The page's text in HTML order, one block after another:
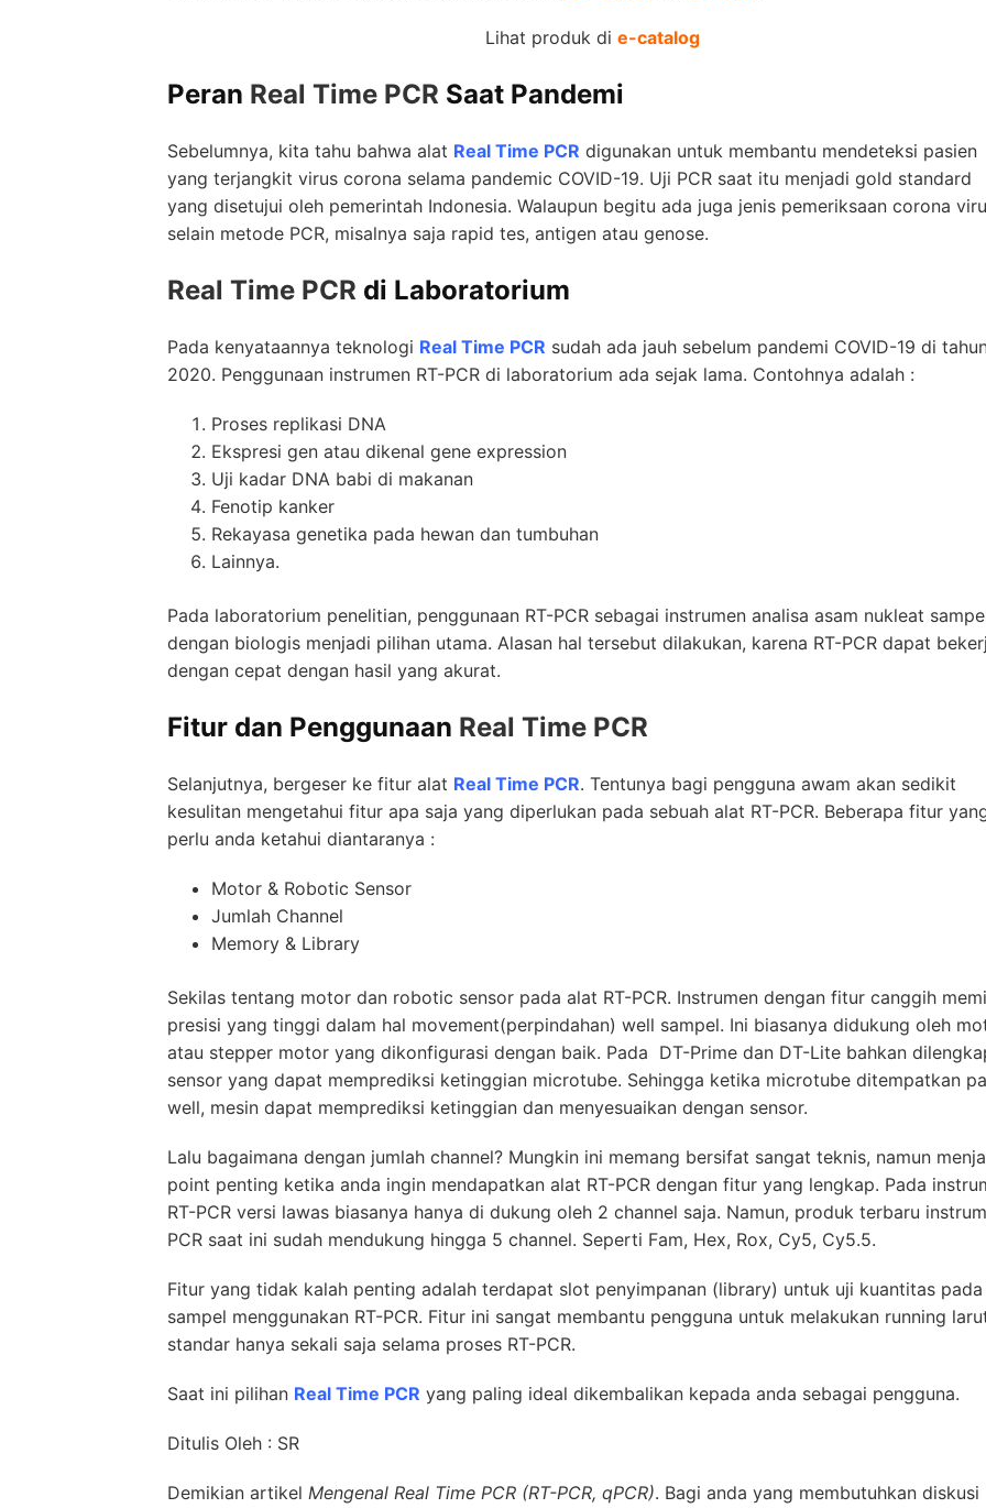
Lihat produk di e-catalog
Peran Real Time PCR Saat Pandemi
Sebelumnya, kita tahu bahwa alat Real Time PCR digunakan untuk membantu mendeteksi pasien
yang terjangkit virus corona selama pandemic COVID-19. Uji PCR saat itu menjadi gold standard
yang disetujui oleh pemerintah Indonesia. Walaupun begitu ada juga jenis pemeriksaan corona
selain metode PCR, misalnya saja rapid tes, antigen atau genose.
Real Time PCR di Laboratorium
Pada kenyataannya teknologi Real Time PCR sudah ada jauh sebelum pandemi COVID-19 di
2020. Penggunaan instrumen RT-PCR di laboratorium ada sejak lama. Contohnya adalah :
Proses replikasi DNA
Ekspresi gen atau dikenal gene expression
Uji kadar DNA babi di makanan
Fenotip kanker
Rekayasa genetika pada hewan dan tumbuhan
Lainnya.
Pada laboratorium penelitian, penggunaan RT-PCR sebagai instrumen analisa asam nukleat
dengan biologis menjadi pilihan utama. Alasan hal tersebut dilakukan, karena RT-PCR dapat
dengan cepat dengan hasil yang akurat.
Fitur dan Penggunaan Real Time PCR
Selanjutnya, bergeser ke fitur alat Real Time PCR. Tentunya bagi pengguna awam akan sedikit
kesulitan mengetahui fitur apa saja yang diperlukan pada sebuah alat RT-PCR. Beberapa fitur
perlu anda ketahui diantaranya :
Motor & Robotic Sensor
Jumlah Channel
Memory & Library
Sekilas tentang motor dan robotic sensor pada alat RT-PCR. Instrumen dengan fitur canggih
presisi yang tinggi dalam hal movement(perpindahan) well sampel. Ini biasanya didukung oleh
atau stepper motor yang dikonfigurasi dengan baik. Pada DT-Prime dan DT-Lite bahkan
sensor yang dapat memprediksi ketinggian microtube. Sehingga ketika microtube ditempatkan
well, mesin dapat memprediksi ketinggian dan menyesuaikan dengan sensor.
Lalu bagaimana dengan jumlah channel? Mungkin ini memang bersifat sangat teknis, namun
point penting ketika anda ingin mendapatkan alat RT-PCR dengan fitur yang lengkap. Pada
RT-PCR versi lawas biasanya hanya di dukung oleh 2 channel saja. Namun, produk terbaru
PCR saat ini sudah mendukung hingga 5 channel. Seperti Fam, Hex, Rox, Cy5, Cy5.5.
Fitur yang tidak kalah penting adalah terdapat slot penyimpanan (library) untuk uji kuantitas pada
sampel menggunakan RT-PCR. Fitur ini sangat membantu pengguna untuk melakukan running
standar hanya sekali saja selama proses RT-PCR.
Saat ini pilihan Real Time PCR yang paling ideal dikembalikan kepada anda sebagai pengguna.
Ditulis Oleh : SR
Demikian artikel Mengenal Real Time PCR (RT-PCR, qPCR). Bagi anda yang membutuhkan diskusi